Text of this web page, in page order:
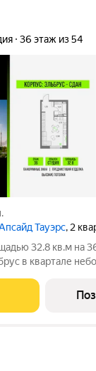
36 этаж из 54
Тауэрс, 2
32.8 кв.м на
в квартале
парк